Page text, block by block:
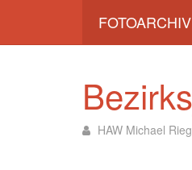
HAW Michael